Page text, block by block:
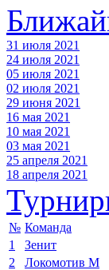
31 июля 2021
24 июля 2021
05 июля 2021
02 июля 2021
29 июня 2021
16 мая 2021
10 мая 2021
03 мая 2021
25 апреля 2021
18 апреля 2021
№ Команда
1
Зенит
2
Локомотив М